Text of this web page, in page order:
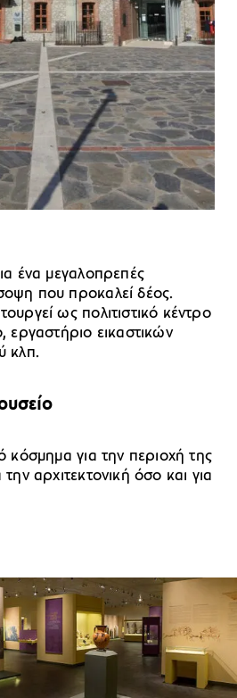
ένα μεγαλοπρεπές
που προκαλεί δέος.
ως πολιτιστικό κέντρο
εργαστήριο εικαστικών
κλπ.
κόσμημα για την περιοχή της
αρχιτεκτονική όσο και για